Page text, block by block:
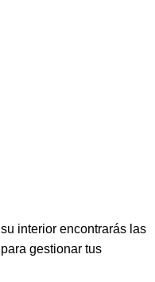
interior encontrarás las
gestionar tus